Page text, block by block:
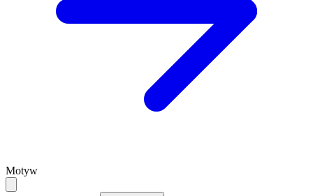
Motyw